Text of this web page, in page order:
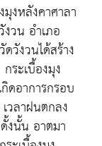
งหลังคาศาลา
วน อำเภอ
วังวนได้สร้าง
ระเบื้องมุง
ดอาการกรอบ
วลาฝนตกลง
งนั้น อาตมา